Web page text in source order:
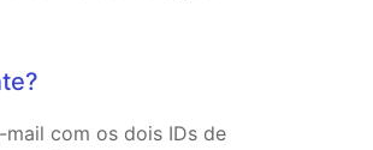
com os dois IDs de